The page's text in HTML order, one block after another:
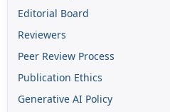
Editorial Board
Reviewers
Peer Review Process
Publication Ethics
Generative AI Policy